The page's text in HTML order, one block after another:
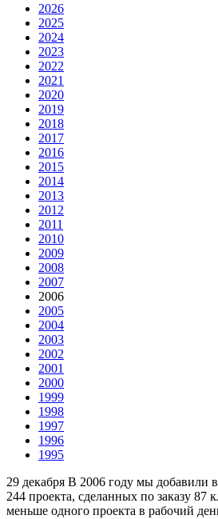
2026
2025
2024
2023
2022
2021
2020
2019
2018
2017
2016
2015
2014
2013
2012
2011
2010
2009
2008
2007
2006
2005
2004
2003
2002
2001
2000
1999
1998
1997
1996
1995
29 декабря В 2006 году мы добавили
244 проекта, сделанных по заказу 87
меньше одного проекта в рабочий